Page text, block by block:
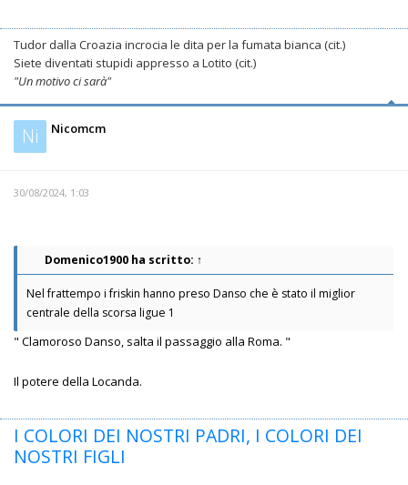
Tudor dalla Croazia incrocia le dita per la fumata bianca (cit.)
Siete diventati stupidi appresso a Lotito (cit.)
"Un motivo ci sarà"
Ni Nicomcm
30/08/2024, 1:03
Domenico1900 ha scritto: ↑
Nel frattempo i friskin hanno preso Danso che è stato il miglior
centrale della scorsa ligue 1
" Clamoroso Danso, salta il passaggio alla Roma. "
Il potere della Locanda.
I COLORI DEI NOSTRI PADRI, I COLORI DEI
NOSTRI FIGLI